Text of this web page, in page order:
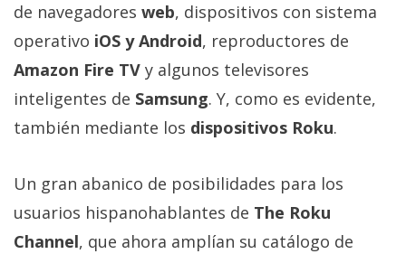
de navegadores web, dispositivos con sistema
operativo iOS y Android, reproductores de
Amazon Fire TV y algunos televisores
inteligentes de Samsung. Y, como es evidente,
también mediante los dispositivos Roku.
Un gran abanico de posibilidades para los
usuarios hispanohablantes de The Roku
Channel, que ahora amplían su catálogo de